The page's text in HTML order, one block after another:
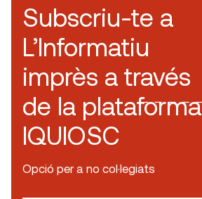
Subscriu-te a
L’Informatiu
imprès a través
de la plataforma
IQUIOSC
Opció per a no col·legiats